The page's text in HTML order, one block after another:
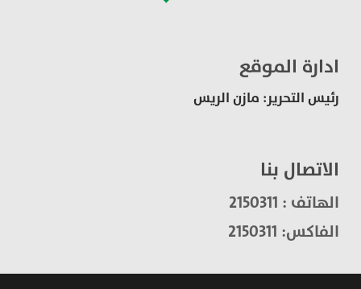
ادارة الموقع
رئيس التحرير: مازن الريس
الاتصال بنا
الهاتف : 2150311
الفاكس: 2150311